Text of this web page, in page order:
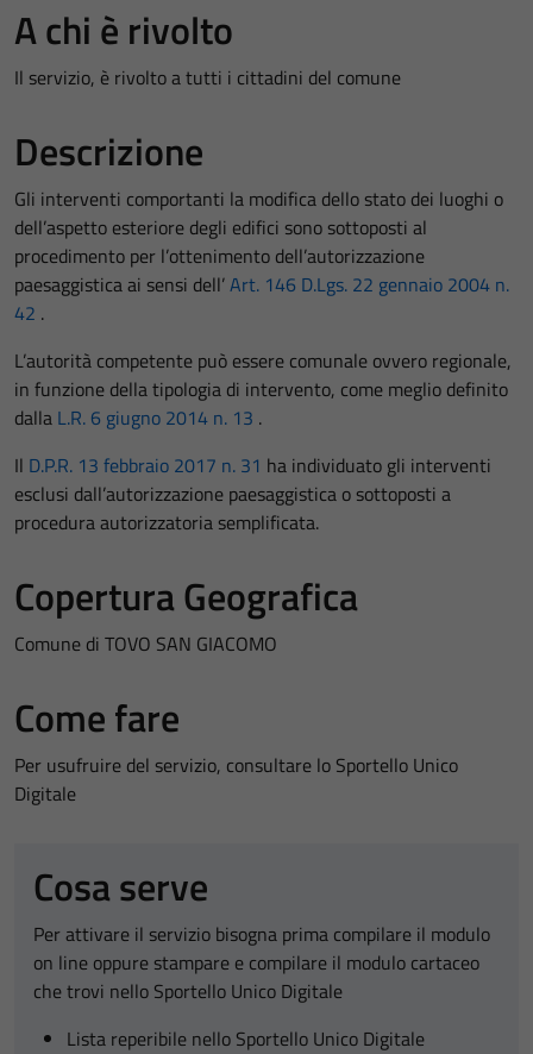
A chi è rivolto
Il servizio, è rivolto a tutti i cittadini del comune
Descrizione
Gli interventi comportanti la modifica dello stato dei luoghi o
dell’aspetto esteriore degli edifici sono sottoposti al
procedimento per l’ottenimento dell’autorizzazione
paesaggistica ai sensi dell’Art. 146 D.Lgs. 22 gennaio 2004 n.
42 .
L’autorità competente può essere comunale ovvero regionale,
in funzione della tipologia di intervento, come meglio definito
dalla L.R. 6 giugno 2014 n. 13 .
Il D.P.R. 13 febbraio 2017 n. 31 ha individuato gli interventi
esclusi dall’autorizzazione paesaggistica o sottoposti a
procedura autorizzatoria semplificata.
Copertura Geografica
Comune di TOVO SAN GIACOMO
Come fare
Per usufruire del servizio, consultare lo Sportello Unico
Digitale
Cosa serve
Per attivare il servizio bisogna prima compilare il modulo
on line oppure stampare e compilare il modulo cartaceo
che trovi nello Sportello Unico Digitale
Lista reperibile nello Sportello Unico Digitale